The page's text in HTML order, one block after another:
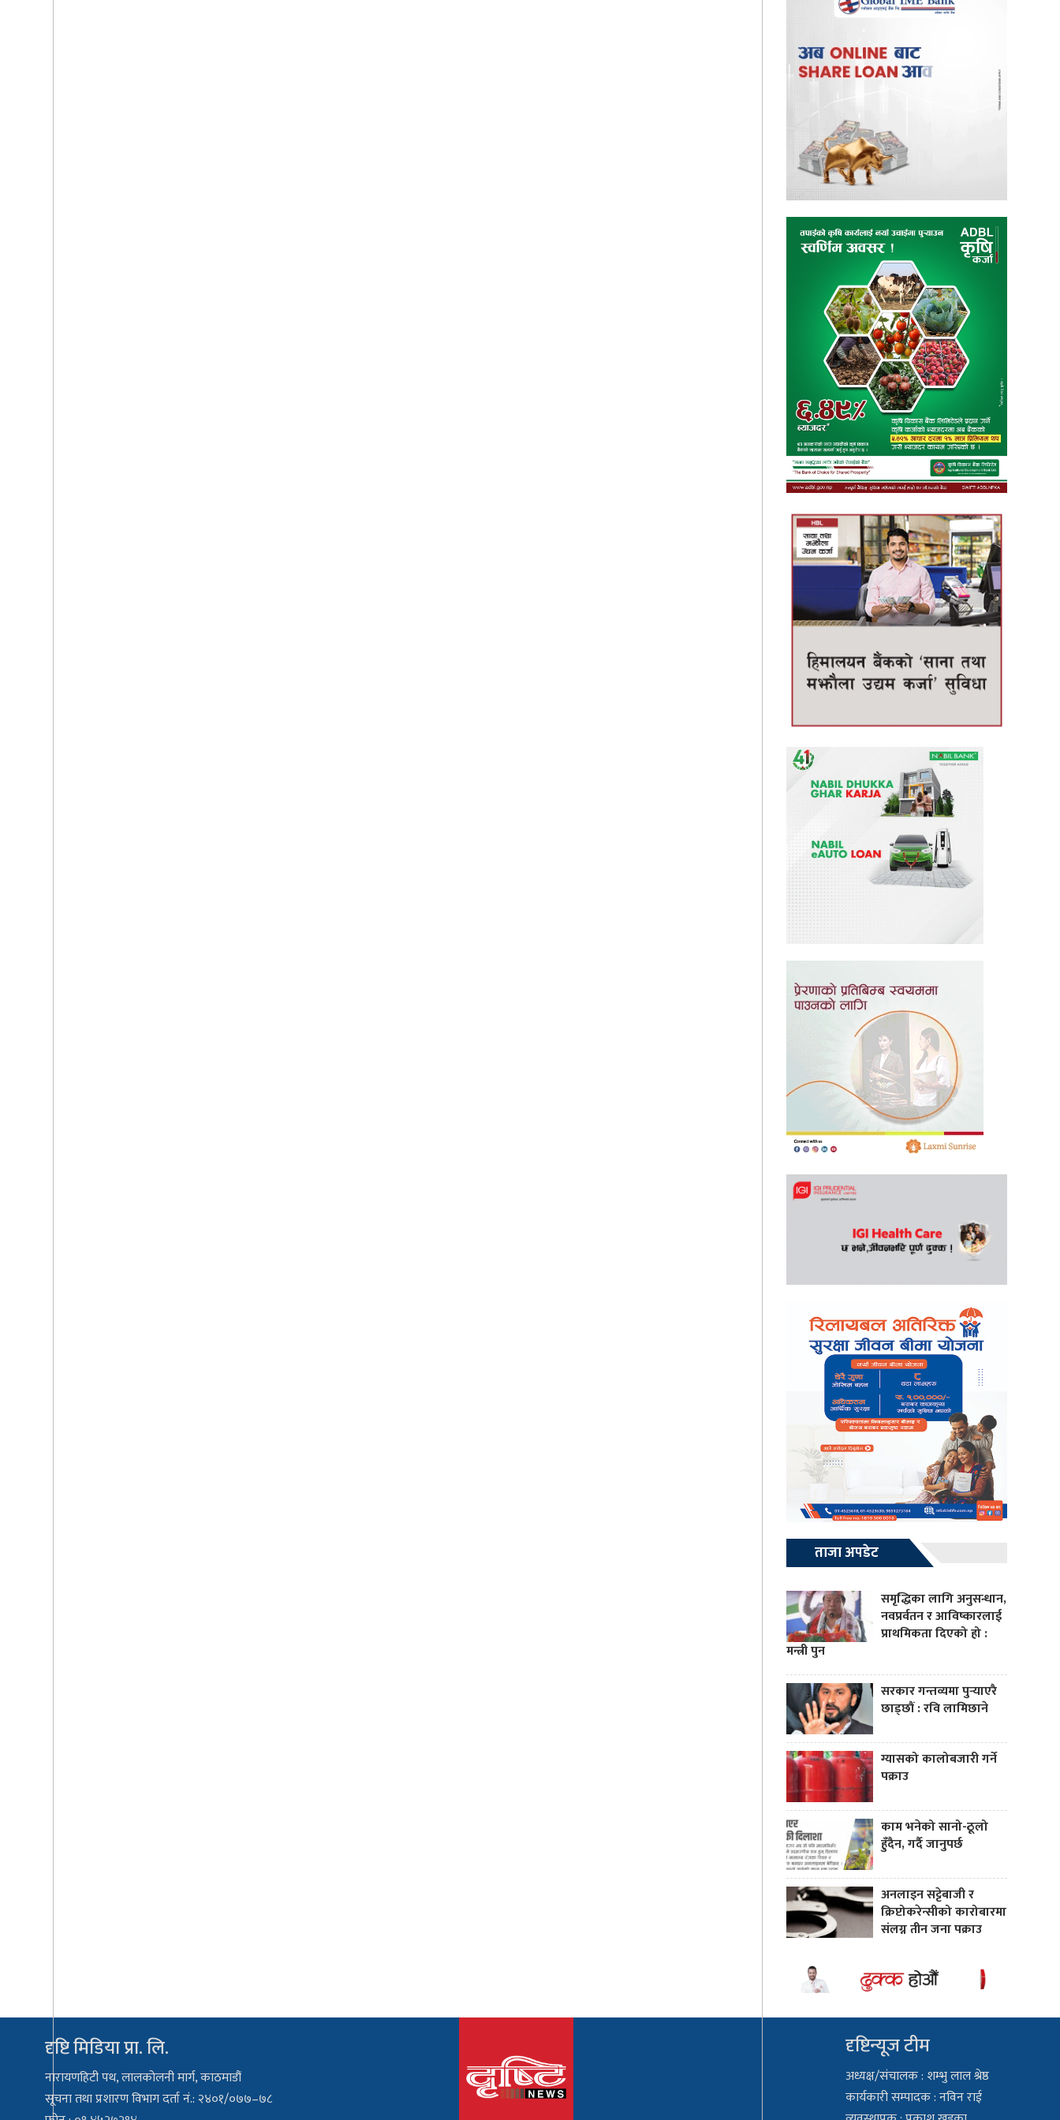
ताजा अपडेट
समृद्धिका लागि अनुसन्धान,
नवप्रर्वतन र आविष्कारलाई
प्राथमिकता दिएको हो :
मन्त्री पुन
सरकार गन्तव्यमा पुर्‍याएरै
छाड्छौं : रवि लामिछाने
ग्यासको कालोबजारी गर्ने
पक्राउ
काम भनेको सानो-ठूलो
हुँदैन, गर्दै जानुपर्छ
अनलाइन सट्टेबाजी र
क्रिप्टोकरेन्सीको कारोबारमा
संलग्न तीन जना पक्राउ
दृष्टि मिडिया प्रा. लि.
नारायणहिटी पथ, लालकोलनी मार्ग, काठमाडौं
सूचना तथा प्रशारण विभाग दर्ता नं.: २४०१/०७७–७८
दृष्टिन्यूज टीम
अध्यक्ष/संचालक : शम्भु लाल श्रेष्ठ
कार्यकारी सम्पादक : नविन राई